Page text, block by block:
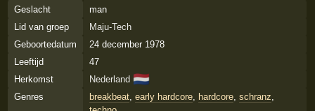
Geslacht
man
Lid van groep
Maju-Tech
Geboortedatum
24 december 1978
Leeftijd
47
Herkomst
Nederland 🇳🇱
Genres breakbeat, early hardcore, hardcore, schranz